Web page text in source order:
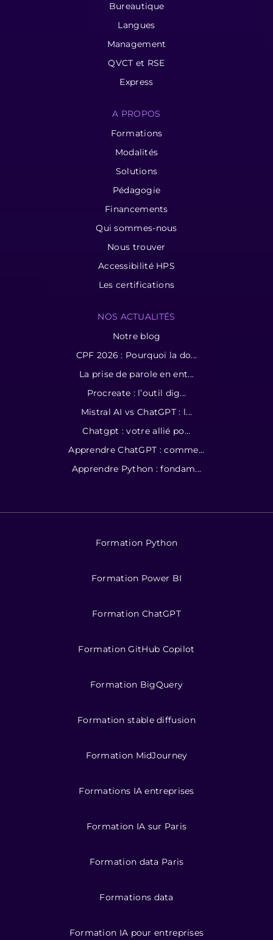
Bureautique
Langues
Management
QVCT et RSE
Express
A PROPOS
Formations
Modalités
Solutions
Pédagogie
Financements
Qui sommes-nous
Nous trouver
Accessibilité HPS
Les certifications
NOS ACTUALITÉS
Notre blog
CPF 2026 : Pourquoi la do...
La prise de parole en ent...
Procreate : l’outil dig...
Mistral AI vs ChatGPT : l...
Chatgpt : votre allié po...
Apprendre ChatGPT : comme...
Apprendre Python : fondam...
Formation Python
Formation Power BI
Formation ChatGPT
Formation GitHub Copilot
Formation BigQuery
Formation stable diffusion
Formation MidJourney
Formations IA entreprises
Formation IA sur Paris
Formation data Paris
Formations data
Formation IA pour entreprises